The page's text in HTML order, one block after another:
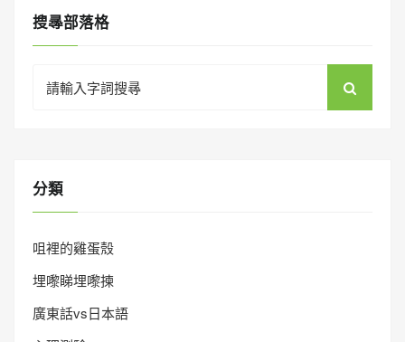
搜㝷部落格
for:
分類
咀裡的雞蛋殼
埋嚟睇埋嚟揀
廣東話vs日本語